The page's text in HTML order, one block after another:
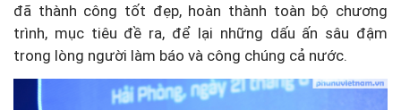
đã thành công tốt đẹp, hoàn thành toàn bộ chương
trình, mục tiêu đề ra, để lại những dấu ấn sâu đậm
trong lòng người làm báo và công chúng cả nước.